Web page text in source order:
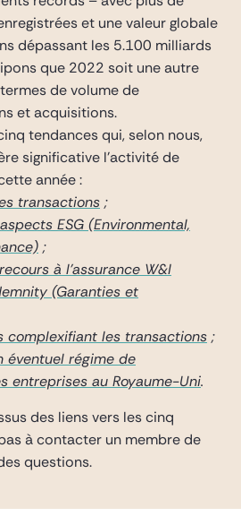
et une valeur globale
dépassant les 5.100 milliards
que 2022 soit une autre
de volume de
et acquisitions.
tendances qui, selon nous,
significative l’activité de
année :
transactions ;
ESG (Environmental,
;
à l’assurance W&I
(Garanties et
complexifiant les transactions ;
éventuel régime de
entreprises au Royaume-Uni.
des liens vers les cinq
à contacter un membre de
questions.